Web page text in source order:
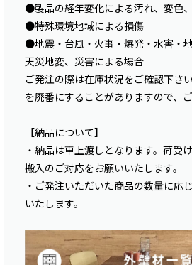
●製品の経年変化による汚れ、変色
●特殊環境地域による損傷
●地震・台風・火事・爆発・水害・
天災地変、災害による場合
ご発注の際は在庫状況をご確認下さ
を廃番にすることがありますので、ご
【納品について】
・納品は車上渡しとなります。荷受
搬入のご対応をお願いいたします。
・ご発注いただいた商品の数量に応
いたします。